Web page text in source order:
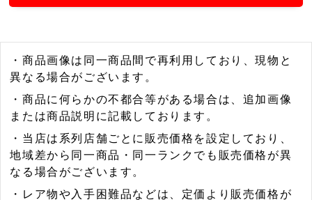
・商品画像は同一商品間で再利用しており、現物と
異なる場合がございます。
・商品に何らかの不都合等がある場合は、追加画像
または商品説明に記載しております。
・当店は系列店舗ごとに販売価格を設定しており、
地域差から同一商品・同一ランクでも販売価格が異
なる場合がございます。
・レア物や入手困難品などは、定価より販売価格が